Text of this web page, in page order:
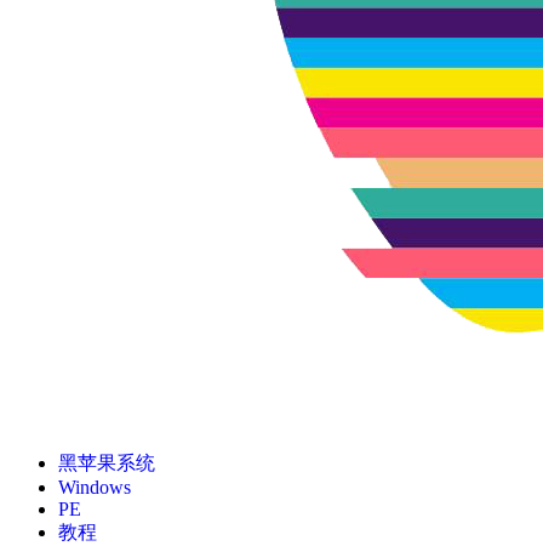
黑苹果系统
Windows
PE
教程